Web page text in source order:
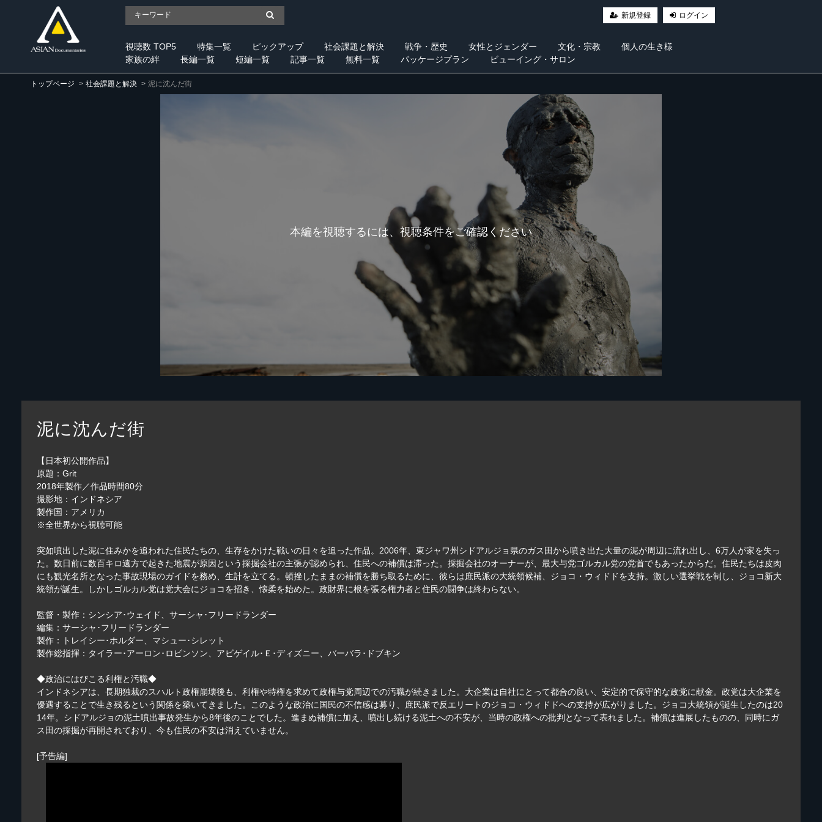
新規登録 ログイン
視聴数 TOP5 特集一覧 ピックアップ 社会課題と解決 戦争・歴史 女性とジェンダー 文化・宗教
個人の生き様
家族の絆
長編一覧 短編一覧 記事一覧 無料一覧 パッケージプラン ビューイング・サロン
トップページ 社会課題と解決 泥に沈んだ街
本編を視聴するには、視聴条件をご確認ください
泥に沈んだ街
【日本初公開作品】
原題：Grit
2018年製作／作品時間80分
撮影地：インドネシア
製作国：アメリカ
※全世界から視聴可能
突如噴出した泥に住みかを追われた住民たちの、生存をかけた戦いの日々を追った作品。2006年、東ジャワ州シドアルジョ県のガス田から噴き出た大量の泥が周辺に流れ出し、6万人が家を失っ
た。数日前に数百キロ遠方で起きた地震が原因という採掘会社の主張が認められ、住民への補償は滞った。採掘会社のオーナーが、最大与党ゴルカル党の党首でもあったからだ。住民たちは皮肉
にも観光名所となった事故現場のガイドを務め、生計を立てる。頓挫したままの補償を勝ち取るために、彼らは庶民派の大統領候補、ジョコ・ウィドドを支持。激しい選挙戦を制し、ジョコ新大
統領が誕生。しかしゴルカル党は党大会にジョコを招き、懐柔を始めた。政財界に根を張る権力者と住民の闘争は終わらない。
監督・製作：シンシア･ウェイド、サーシャ･フリードランダー
編集：サーシャ･フリードランダー
製作：トレイシー･ホルダー、マシュー･シレット
製作総指揮：タイラー･アーロン･ロビンソン、アビゲイル･Ｅ･ディズニー、バーバラ･ドブキン
◆政治にはびこる利権と汚職◆
インドネシアは、長期独裁のスハルト政権崩壊後も、利権や特権を求めて政権与党周辺での汚職が続きました。大企業は自社にとって都合の良い、安定的で保守的な政党に献金。政党は大企業を
優遇することで生き残るという関係を築いてきました。このような政治に国民の不信感は募り、庶民派で反エリートのジョコ・ウィドドへの支持が広がりました。ジョコ大統領が誕生したのは20
14年。シドアルジョの泥土噴出事故発生から8年後のことでした。進まぬ補償に加え、噴出し続ける泥土への不安が、当時の政権への批判となって表れました。補償は進展したものの、同時にガ
ス田の採掘が再開されており、今も住民の不安は消えていません。
[予告編]